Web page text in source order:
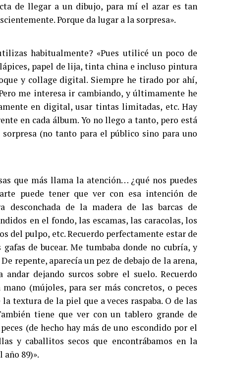
de llegar a un dibujo, para mí el azar es tan
Porque da lugar a la sorpresa».
habitualmente? «Pues utilicé un poco de
papel de lija, tinta china e incluso pintura
y collage digital. Siempre he tirado por ahí,
me interesa ir cambiando, y últimamente he
en digital, usar tintas limitadas, etc. Hay
en cada álbum. Yo no llego a tanto, pero está
(no tanto para el público sino para uno
que más llama la atención… ¿qué nos puedes
puede tener que ver con esa intención de
de la madera de las barcas de
en el fondo, las escamas, las caracolas, los
del pulpo, etc. Recuerdo perfectamente estar de
de bucear. Me tumbaba donde no cubría, y
repente, aparecía un pez de debajo de la arena,
dejando surcos sobre el suelo. Recuerdo
(mújoles, para ser más concretos, o peces
textura de la piel que a veces raspaba. O de las
tiene que ver con un tablero grande de
(de hecho hay más de uno escondido por el
y caballitos secos que encontrábamos en la
89)».